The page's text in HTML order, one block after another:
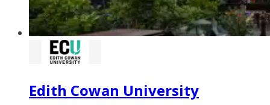
Edith Cowan University